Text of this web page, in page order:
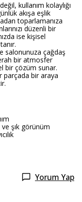
değil, kullanım kolaylığı
akışa eşlik
toparlamanıza
düzenli bir
ise kişisel
salonunuza çağdaş
bir atmosfer
bir çözüm sunar.
parçada bir araya
şık görünüm
Yorum Yap